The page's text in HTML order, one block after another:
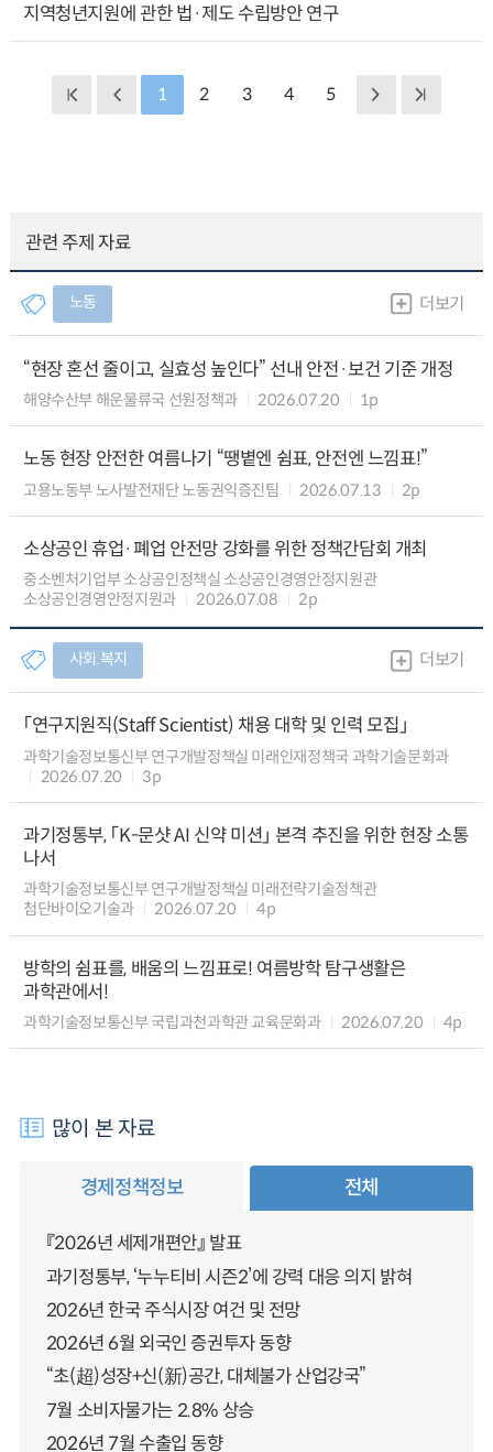
지역청년지원에 관한 법·제도 수립방안 연구
1 2 3 4 5
관련 주제 자료
노동 더보기
“현장 혼선 줄이고, 실효성 높인다” 선내 안전·보건 기준 개정
해양수산부 해운물류국 선원정책과 2026.07.20 1p
노동 현장 안전한 여름나기 “땡볕엔 쉼표, 안전엔 느낌표!”
고용노동부 노사발전재단 노동권익증진팀 2026.07.13 2p
소상공인 휴업·폐업 안전망 강화를 위한 정책간담회 개최
중소벤처기업부 소상공인정책실 소상공인경영안정지원관
소상공인경영안정지원과
2026.07.08 2p
사회.복지 더보기
「연구지원직(Staff Scientist) 채용 대학 및 인력 모집」
과학기술정보통신부 연구개발정책실 미래인재정책국 과학기술문화과
2026.07.20
3p
과기정통부, 「K-문샷 AI 신약 미션」 본격 추진을 위한 현장 소통
나서
과학기술정보통신부 연구개발정책실 미래전략기술정책관
첨단바이오기술과
2026.07.20 4p
방학의 쉼표를, 배움의 느낌표로! 여름방학 탐구생활은
과학관에서!
과학기술정보통신부 국립과천과학관 교육문화과 2026.07.20 4p
많이 본 자료
경제정책정보 전체
『2026년 세제개편안』 발표
과기정통부, ‘누누티비 시즌2’에 강력 대응 의지 밝혀
2026년 한국 주식시장 여건 및 전망
2026년 6월 외국인 증권투자 동향
“초(超)성장+신(新)공간, 대체불가 산업강국”
7월 소비자물가는 2.8% 상승
2026년 7월 수출입 동향